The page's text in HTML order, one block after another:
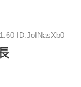
ID:JoINasXb0